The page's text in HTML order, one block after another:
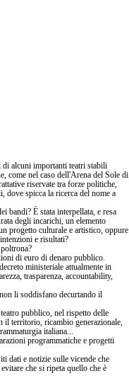
di alcuni importanti teatri stabili
come nel caso dell'Arena del Sole di
riservate tra forze politiche,
dove spicca la ricerca del nome a
bandi? È stata interpellata, e resa
degli incarichi, un elemento
progetto culturale e artistico, oppure
e risultati?
di euro di denaro pubblico.
ministeriale attualmente in
trasparenza, accountability,
li soddisfano decurtando il
pubblico, nel rispetto delle
il territorio, ricambio generazionale,
italiana...
programmatiche e progetti
dati e notizie sulle vicende che
che si ripeta quello che è